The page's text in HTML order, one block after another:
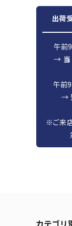
出荷
午前
→
午前
→
※ご来
カテゴリ